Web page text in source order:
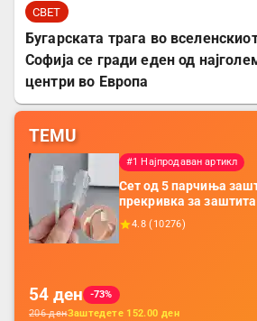
СВЕТ
Бугарската трага во
Софија се гради еден од
центри во Европа
TEMU
#1 Најпродаван артикл
Сет од 5 парчиња
прекривка за
додатоци за заштита
батерија, за мобилни
4.8 ( 10276)
54 ден
-73%
206денЗаштедете 152.00 ден